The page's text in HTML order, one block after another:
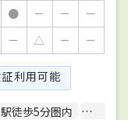
● － －
－
－ △ － －
利用可能
駅徒歩5分圏内
予約可